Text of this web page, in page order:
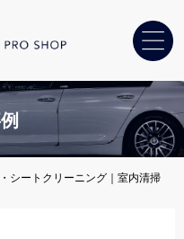
ング
シートクリーニング｜室内清掃